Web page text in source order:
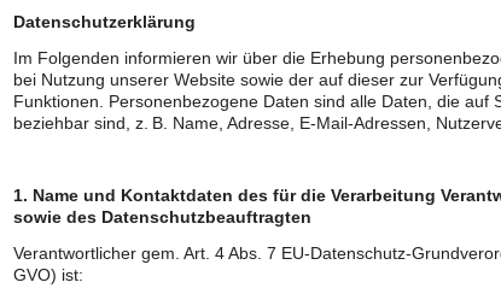
Datenschutzerklärung
Im Folgenden informieren wir über die Erhebung
bei Nutzung unserer Website sowie der auf dieser zur
Funktionen. Personenbezogene Daten sind alle Daten, die auf
beziehbar sind, z. B. Name, Adresse, E-Mail-Adressen,
1. Name und Kontaktdaten des für die Verarbeitung
sowie des Datenschutzbeauftragten
Verantwortlicher gem. Art. 4 Abs. 7 EU-Datenschutz-
GVO) ist: